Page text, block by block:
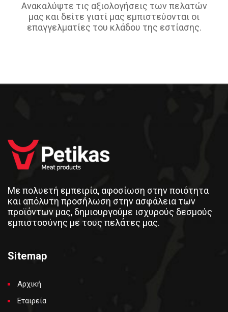
Ανακαλύψτε τις αξιολογήσεις των πελατών
μας και δείτε γιατί μας εμπιστεύονται οι
επαγγελματίες του κλάδου της εστίασης.
Με πολυετή εμπειρία, αφοσίωση στην ποιότητα
και απόλυτη προσήλωση στην ασφάλεια των
προϊόντων μας, δημιουργούμε ισχυρούς δεσμούς
εμπιστοσύνης με τους πελάτες μας.
Sitemap
Αρχική
Εταιρεία